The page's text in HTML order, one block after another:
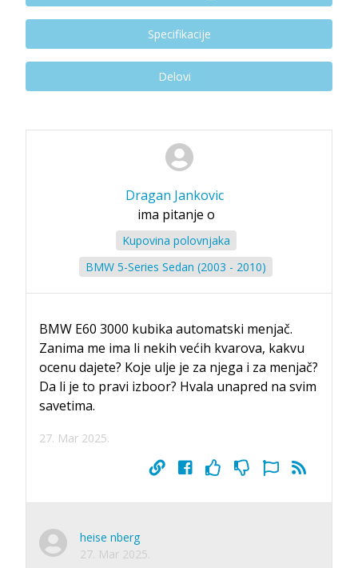
Specifikacije
Delovi
Dragan Jankovic
ima pitanje o
Kupovina polovnjaka
BMW 5-Series Sedan (2003 - 2010)
BMW E60 3000 kubika automatski menjač.
Zanima me ima li nekih većih kvarova, kakvu
ocenu dajete? Koje ulje je za njega i za menjač?
Da li je to pravi izboor? Hvala unapred na svim
savetima.
27. Mar 2025.
heise nberg
27. Mar 2025.